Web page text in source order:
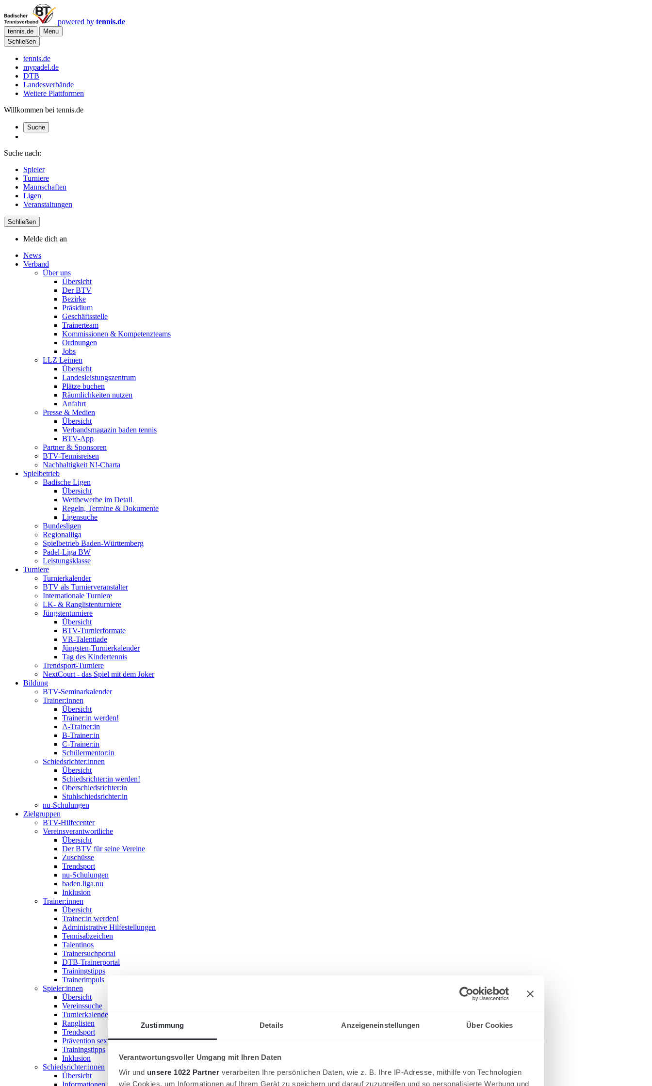
Zustimmung Details Anzeigeneinstellungen Über Cookies
Verantwortungsvoller Umgang mit Ihren Daten
Wir und unsere 1022 Partner verarbeiten Ihre persönlichen Daten, wie z. B. Ihre IP-Adresse, mithilfe von Technologien
wie Cookies, um Informationen auf Ihrem Gerät zu speichern und darauf zuzugreifen und so personalisierte Werbung und
powered by tennis.de
tennis.de
Menu
Schließen
tennis.de
mypadel.de
DTB
Landesverbände
Weitere Plattformen
Willkommen bei tennis.de
Suche
Suche nach:
Spieler
Turniere
Mannschaften
Ligen
Veranstaltungen
Schließen
Melde dich an
News
Verband
Über uns
Übersicht
Der BTV
Bezirke
Präsidium
Geschäftsstelle
Trainerteam
Kommissionen & Kompetenzteams
Ordnungen
Jobs
LLZ Leimen
Übersicht
Landesleistungszentrum
Plätze buchen
Räumlichkeiten nutzen
Anfahrt
Presse & Medien
Übersicht
Verbandsmagazin baden tennis
BTV-App
Partner & Sponsoren
BTV-Tennisreisen
Nachhaltigkeit N!-Charta
Spielbetrieb
Badische Ligen
Übersicht
Wettbewerbe im Detail
Regeln, Termine & Dokumente
Ligensuche
Bundesligen
Regionalliga
Spielbetrieb Baden-Württemberg
Padel-Liga BW
Leistungsklasse
Turniere
Turnierkalender
BTV als Turnierveranstalter
Internationale Turniere
LK- & Ranglistenturniere
Jüngstenturniere
Übersicht
BTV-Turnierformate
VR-Talentiade
Jüngsten-Turnierkalender
Tag des Kindertennis
Trendsport-Turniere
NextCourt - das Spiel mit dem Joker
Bildung
BTV-Seminarkalender
Trainer:innen
Übersicht
Trainer:in werden!
A-Trainer:in
B-Trainer:in
C-Trainer:in
Schülermentor:in
Schiedsrichter:innen
Übersicht
Schiedsrichter:in werden!
Oberschiedsrichter:in
Stuhlschiedsrichter:in
nu-Schulungen
Zielgruppen
BTV-Hilfecenter
Vereinsverantwortliche
Übersicht
Der BTV für seine Vereine
Zuschüsse
Trendsport
nu-Schulungen
baden.liga.nu
Inklusion
Trainer:innen
Übersicht
Trainer:in werden!
Administrative Hilfestellungen
Tennisabzeichen
Talentinos
Trainersuchportal
DTB-Trainerportal
Trainingstipps
Trainerimpuls
Spieler:innen
Übersicht
Vereinssuche
Turnierkalender
Ranglisten
Trendsport
Prävention sexualisierter Gewalt
Trainingstipps
Inklusion
Schiedsrichter:innen
Übersicht
Informationen zum Schiedsrichterwesen